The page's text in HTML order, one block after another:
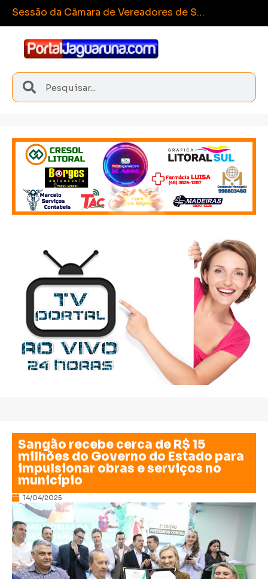
Esp Sangão conquista medalhas inéditas nos Joguinhos Abertos de Santa Catarina
Sangão recebe cerca de R$ 15
milhões do Governo do Estado para
impulsionar obras e serviços no
município
14/04/2025